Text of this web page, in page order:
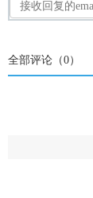
全部评论（0）